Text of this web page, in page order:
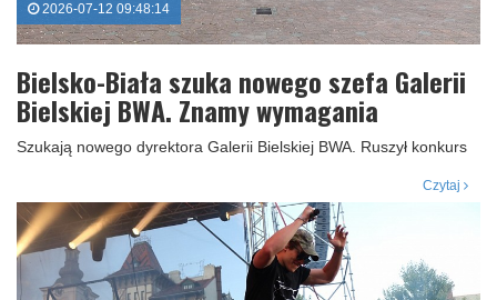
2026-07-12 09:48:14
Bielsko-Biała szuka nowego szefa Galerii
Bielskiej BWA. Znamy wymagania
Szukają nowego dyrektora Galerii Bielskiej BWA. Ruszył konkurs
Czytaj